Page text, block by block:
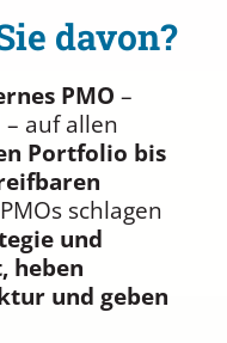
davon?
PMO –
auf allen
Portfolio bis
schlagen
und
heben
und geben